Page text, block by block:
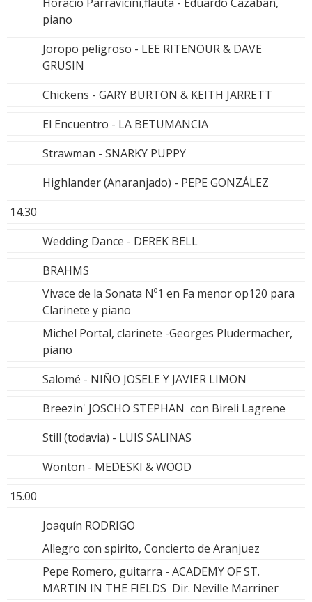
piano
Joropo peligroso - LEE RITENOUR & DAVE
GRUSIN
Chickens - GARY BURTON & KEITH JARRETT
El Encuentro - LA BETUMANCIA
Strawman - SNARKY PUPPY
Highlander (Anaranjado) - PEPE GONZÁLEZ
14.30
Wedding Dance - DEREK BELL
BRAHMS
Vivace de la Sonata Nº1 en Fa menor op120 para
Clarinete y piano
Michel Portal, clarinete -Georges Pludermacher,
piano
Salomé - NIÑO JOSELE Y JAVIER LIMON
Breezin' JOSCHO STEPHAN con Bireli Lagrene
Still (todavia) - LUIS SALINAS
Wonton - MEDESKI & WOOD
15.00
Joaquín RODRIGO
Allegro con spirito, Concierto de Aranjuez
Pepe Romero, guitarra - ACADEMY OF ST.
MARTIN IN THE FIELDS Dir. Neville Marriner